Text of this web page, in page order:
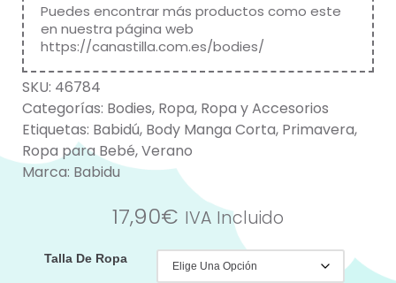
Puedes encontrar más productos como este
en nuestra página web
https://canastilla.com.es/bodies/
SKU: 46784
Categorías: Bodies, Ropa, Ropa y Accesorios
Etiquetas: Babidú, Body Manga Corta, Primavera,
Ropa para Bebé,Verano
Marca: Babidu
17,90€ IVA Incluido
Talla De Ropa